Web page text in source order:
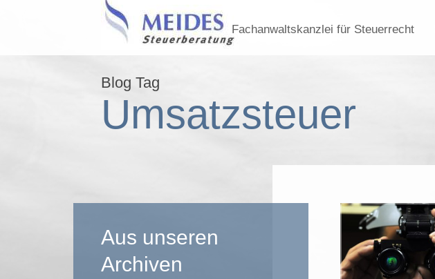
Fachanwaltskanzlei für Steuerrecht
Blog Tag
Umsatzsteuer
Aus unseren
Archiven